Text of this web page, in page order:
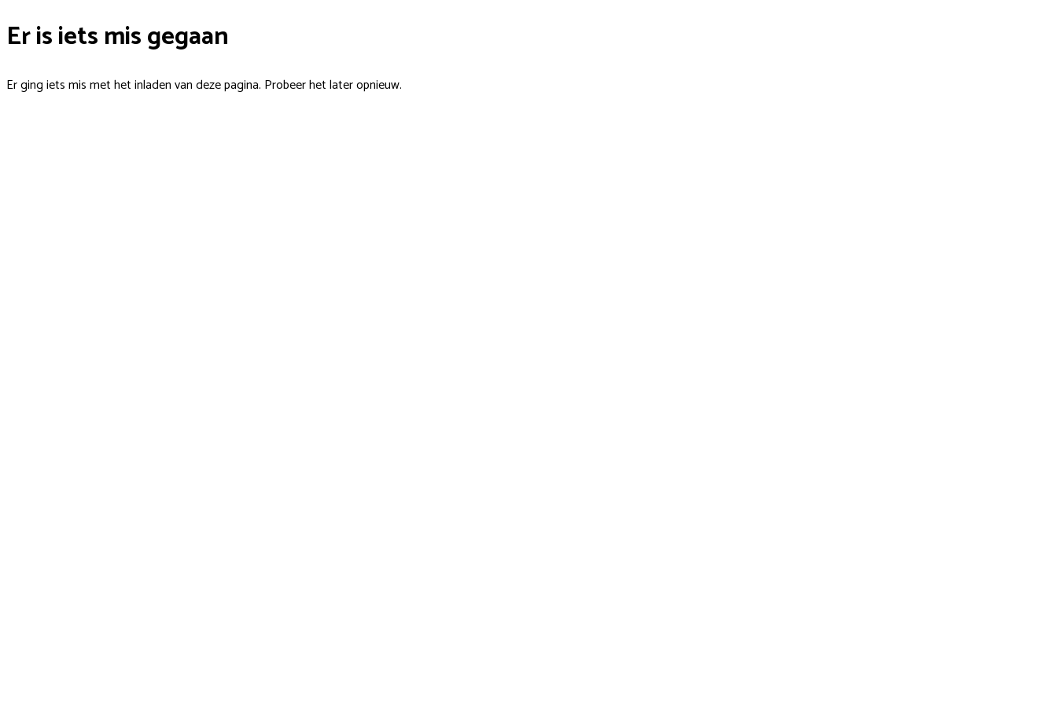
Er is iets mis gegaan
Er ging iets mis met het inladen van deze pagina. Probeer het later opnieuw.